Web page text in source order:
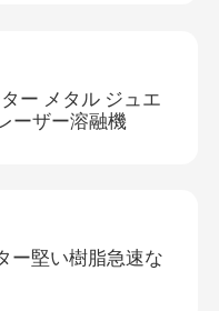
ー メタル ジュエ
ーザー溶融機
ー堅い樹脂急速な